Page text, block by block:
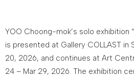
YOO Choong-mok’s solo exhibition
is presented at Gallery COLLAST in
20, 2026, and continues at Art
24 – Mar 29, 2026. The exhibition